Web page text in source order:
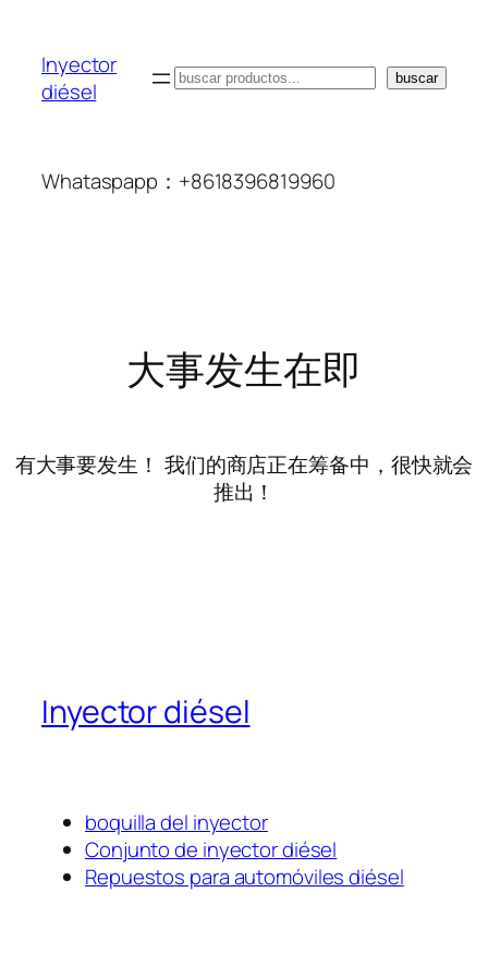
Inyector
diésel
搜
buscar
Whataspapp：+8618396819960
大事发生在即
有大事要发生！ 我们的商店正在筹备中，很快就会
推出！
Inyector diésel
boquilla del inyector
Conjunto de inyector diésel
Repuestos para automóviles diésel